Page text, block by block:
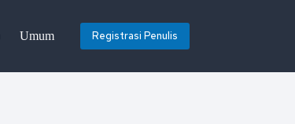
Umum Registrasi Penulis